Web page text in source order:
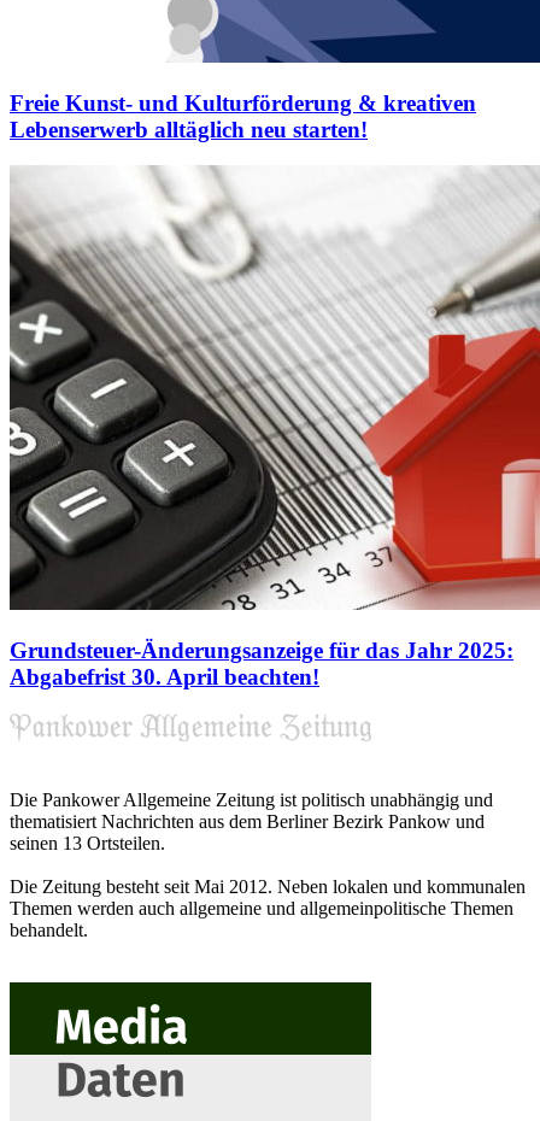
Freie Kunst- und Kulturförderung & kreativen
Lebenserwerb alltäglich neu starten!
Grundsteuer-Änderungsanzeige für das Jahr 2025:
Abgabefrist 30. April beachten!
Die Pankower Allgemeine Zeitung ist politisch unabhängig und
thematisiert Nachrichten aus dem Berliner Bezirk Pankow und
seinen 13 Ortsteilen.
Die Zeitung besteht seit Mai 2012. Neben lokalen und kommunalen
Themen werden auch allgemeine und allgemeinpolitische Themen
behandelt.